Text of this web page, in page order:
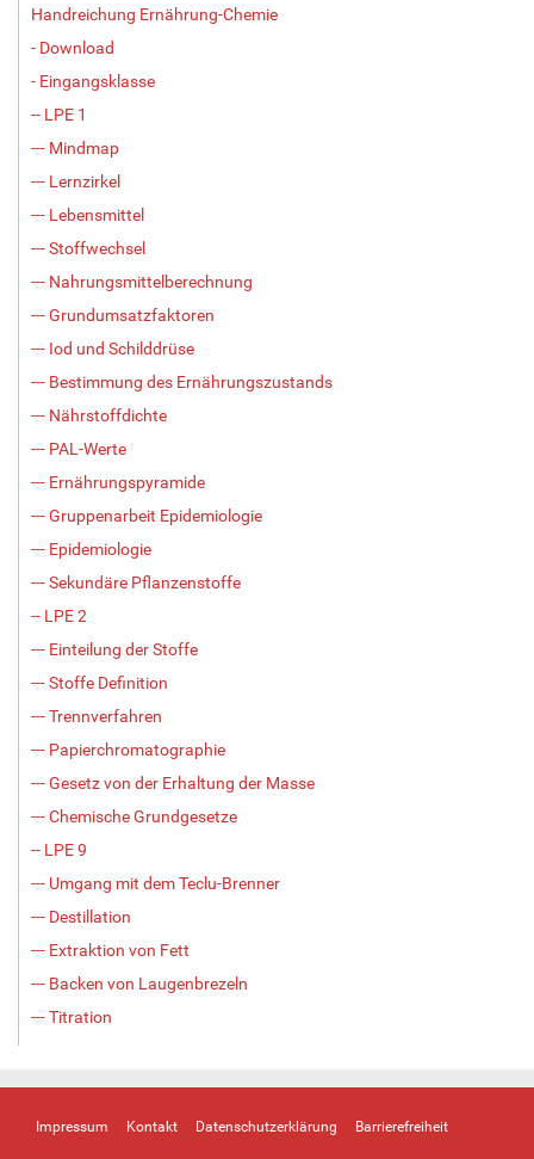
Handreichung Ernährung-Chemie
- Download
- Eingangsklasse
-- LPE 1
--- Mindmap
--- Lernzirkel
--- Lebensmittel
--- Stoffwechsel
--- Nahrungsmittelberechnung
--- Grundumsatzfaktoren
--- Iod und Schilddrüse
--- Bestimmung des Ernährungszustands
--- Nährstoffdichte
--- PAL-Werte
--- Ernährungspyramide
--- Gruppenarbeit Epidemiologie
--- Epidemiologie
--- Sekundäre Pflanzenstoffe
-- LPE 2
--- Einteilung der Stoffe
--- Stoffe Definition
--- Trennverfahren
--- Papierchromatographie
--- Gesetz von der Erhaltung der Masse
--- Chemische Grundgesetze
-- LPE 9
--- Umgang mit dem Teclu-Brenner
--- Destillation
--- Extraktion von Fett
--- Backen von Laugenbrezeln
--- Titration
Impressum Kontakt Datenschutzerklärung Barrierefreiheit